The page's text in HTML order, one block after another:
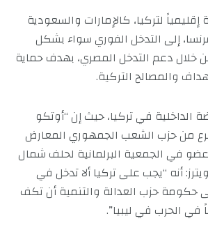
لتركيا، كالإمارات والسعودية
إلى التدخل الفوري سواء بشكل
خلال دعم التدخل المصري، بهدف حماية
والمصالح التركية.
الداخلية في تركيا، حيث إن “أوتكو
من حزب الشعب الجمهوري المعارض
في الجمعية البرلمانية لحلف شمال
أنه “يجب على تركيا ألا تدخل في
حكومة حزب العدالة والتنمية أن تكف
الحرب في ليبيا”.